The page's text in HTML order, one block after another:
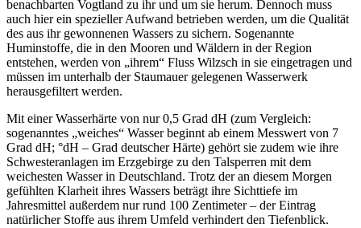
benachbarten Vogtland zu ihr und um sie herum. Dennoch muss
auch hier ein spezieller Aufwand betrieben werden, um die Qualität
des aus ihr gewonnenen Wassers zu sichern. Sogenannte
Huminstoffe, die in den Mooren und Wäldern in der Region
entstehen, werden von „ihrem“ Fluss Wilzsch in sie eingetragen und
müssen im unterhalb der Staumauer gelegenen Wasserwerk
herausgefiltert werden.
Mit einer Wasserhärte von nur 0,5 Grad dH (zum Vergleich:
sogenanntes „weiches“ Wasser beginnt ab einem Messwert von 7
Grad dH; °dH – Grad deutscher Härte) gehört sie zudem wie ihre
Schwesteranlagen im Erzgebirge zu den Talsperren mit dem
weichesten Wasser in Deutschland. Trotz der an diesem Morgen
gefühlten Klarheit ihres Wassers beträgt ihre Sichttiefe im
Jahresmittel außerdem nur rund 100 Zentimeter – der Eintrag
natürlicher Stoffe aus ihrem Umfeld verhindert den Tiefenblick.